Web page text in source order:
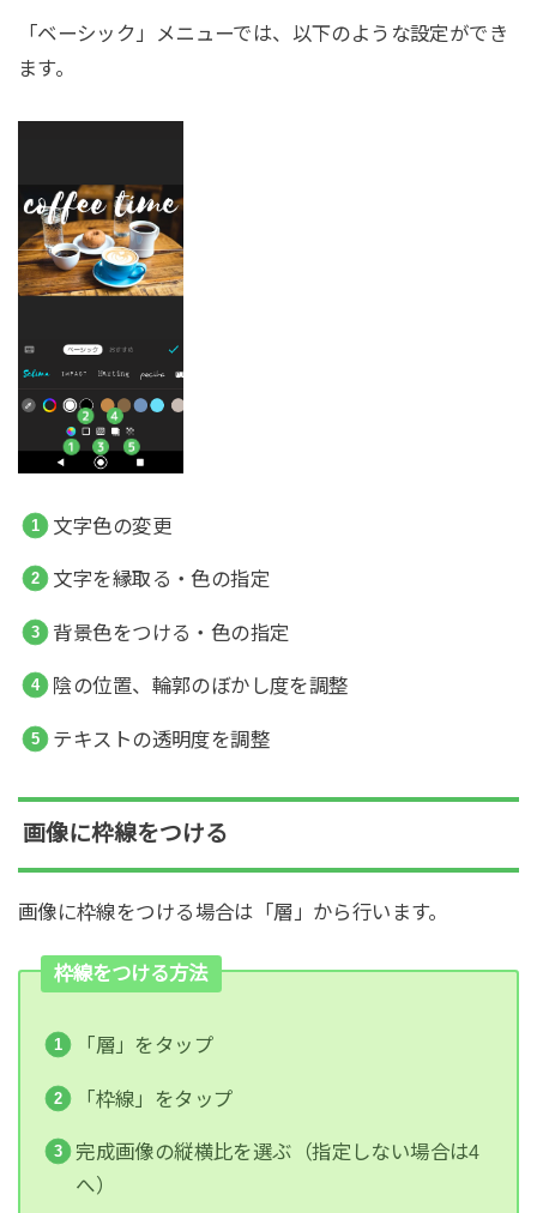
「ベーシック」メニューでは、以下のような設定ができ
ます。
文字色の変更
文字を縁取る・色の指定
背景色をつける・色の指定
陰の位置、輪郭のぼかし度を調整
テキストの透明度を調整
画像に枠線をつける
画像に枠線をつける場合は「層」から行います。
枠線をつける方法
「層」をタップ
「枠線」をタップ
完成画像の縦横比を選ぶ（指定しない場合は4
へ）